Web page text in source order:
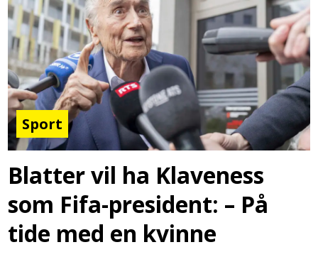
Sport
Blatter vil ha Klaveness
som Fifa-president: – På
tide med en kvinne